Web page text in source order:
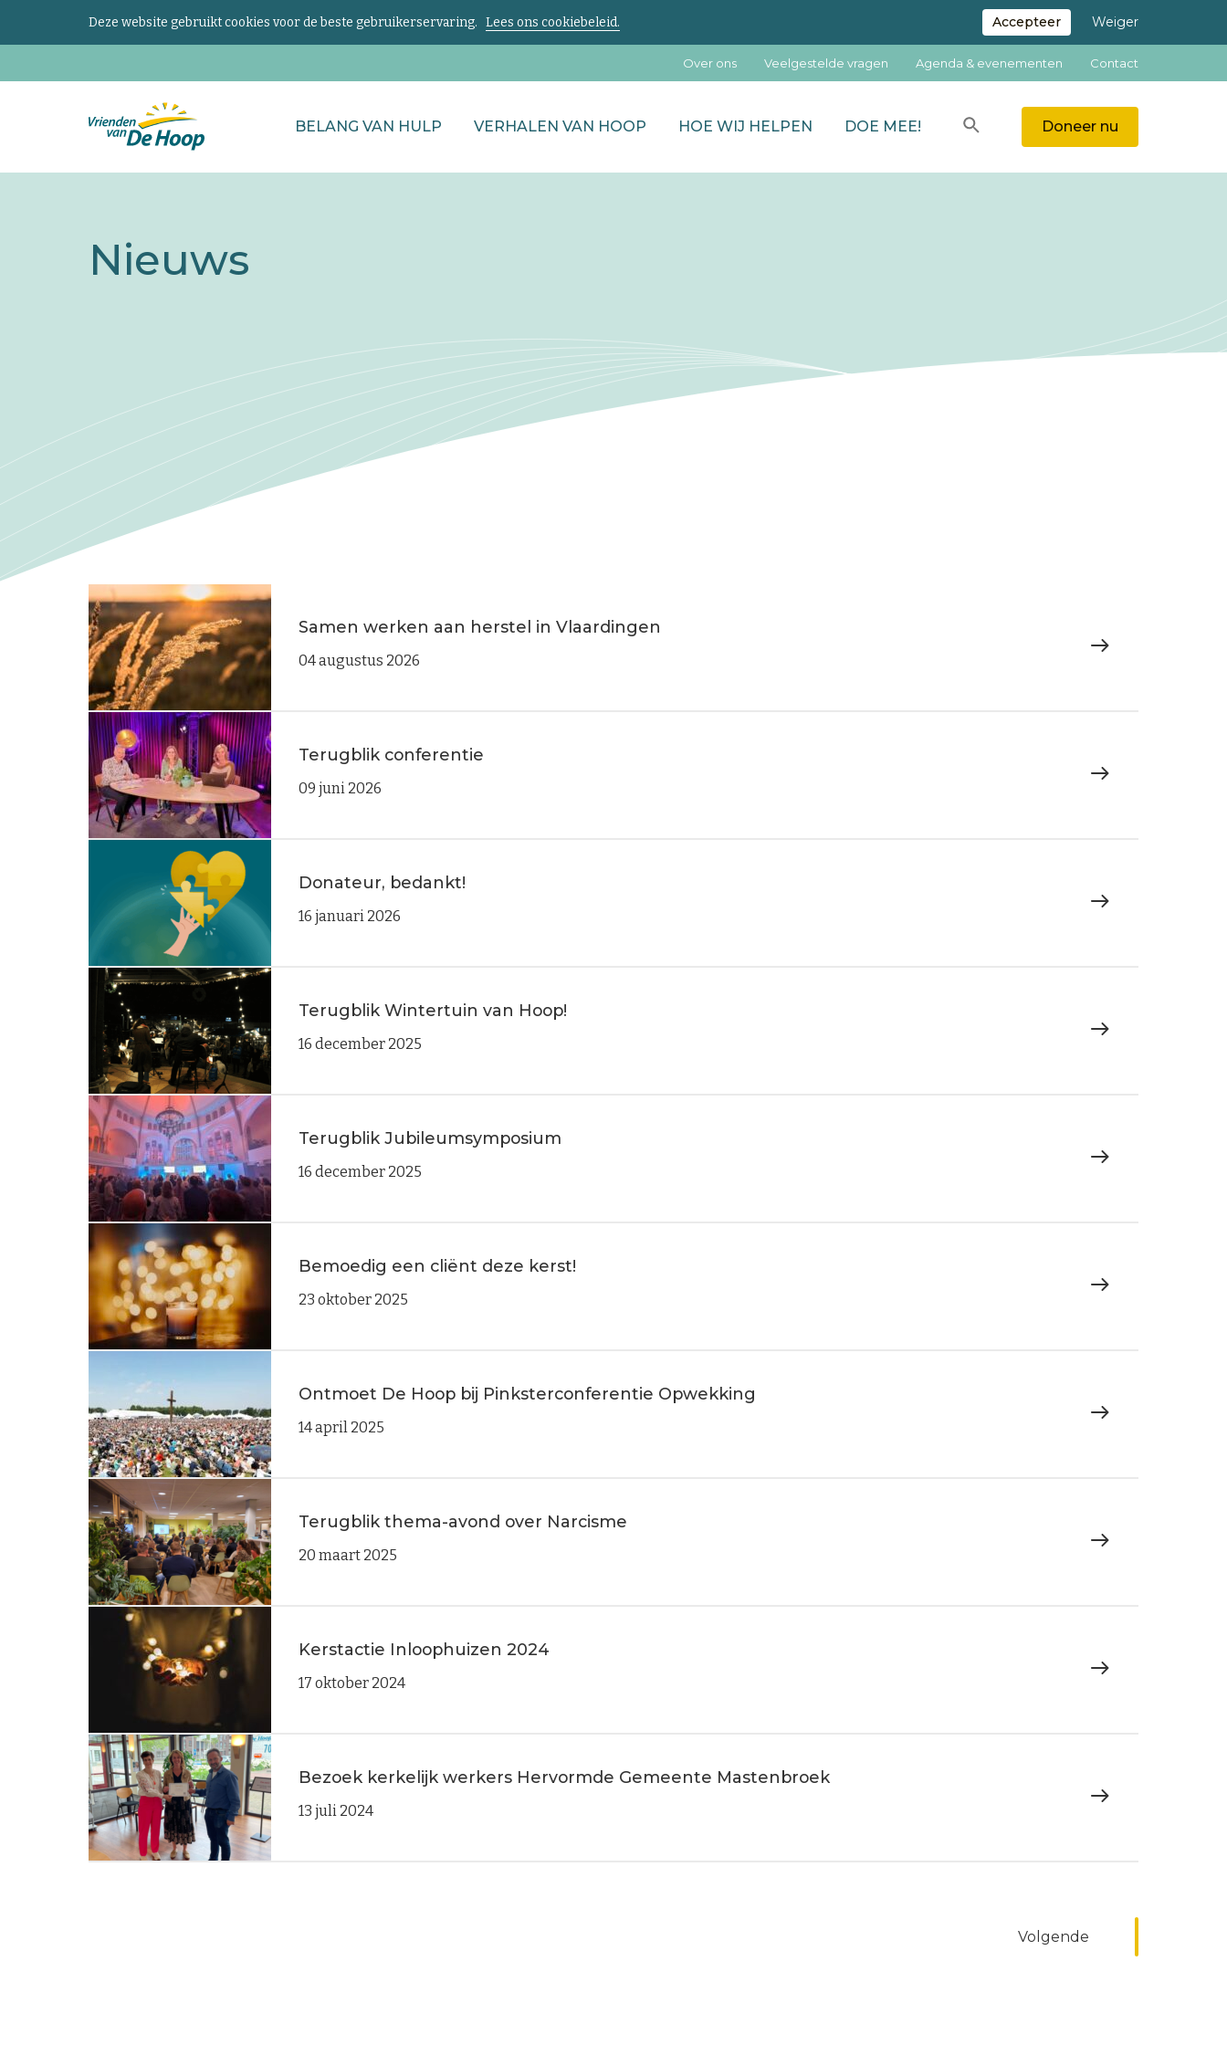
Deze website gebruikt cookies voor de beste gebruikerservaring. Lees ons cookiebeleid. Accepteer Weiger
de
homepage
BELANG VAN HULP VERHALEN VAN HOOP HOE WIJ HELPEN DOE MEE! ZOEKEN Doneer nu
Over ons Veelgestelde vragen Agenda & evenementen Contact
naar...
Zoeken
Nieuws
Samen werken aan herstel in Vlaardingen
04 augustus 2026
Terugblik conferentie
09 juni 2026
Donateur, bedankt!
16 januari 2026
Terugblik Wintertuin van Hoop!
16 december 2025
Terugblik Jubileumsymposium
16 december 2025
Bemoedig een cliënt deze kerst!
23 oktober 2025
Ontmoet De Hoop bij Pinksterconferentie Opwekking
14 april 2025
Terugblik thema-avond over Narcisme
20 maart 2025
Kerstactie Inloophuizen 2024
17 oktober 2024
Bezoek kerkelijk werkers Hervormde Gemeente Mastenbroek
13 juli 2024
Volgende